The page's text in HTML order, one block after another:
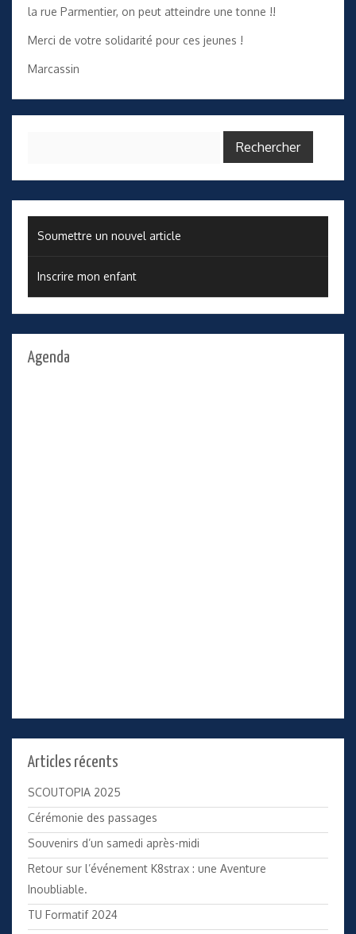
la rue Parmentier, on peut atteindre une tonne !!
Merci de votre solidarité pour ces jeunes !
Marcassin
Soumettre un nouvel article
Inscrire mon enfant
Agenda
Articles récents
SCOUTOPIA 2025
Cérémonie des passages
Souvenirs d’un samedi après-midi
Retour sur l’événement K8strax : une Aventure
Inoubliable.
TU Formatif 2024